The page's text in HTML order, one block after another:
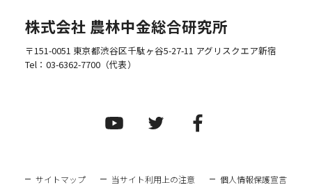
株式会社 農林中金総合研究所
〒151-0051 東京都渋谷区千駄ヶ谷5-27-11 アグリスクエア新宿
Tel： 03-6362-7700（代表）
サイトマップ 当サイト利用上の注意 個人情報保護宣言